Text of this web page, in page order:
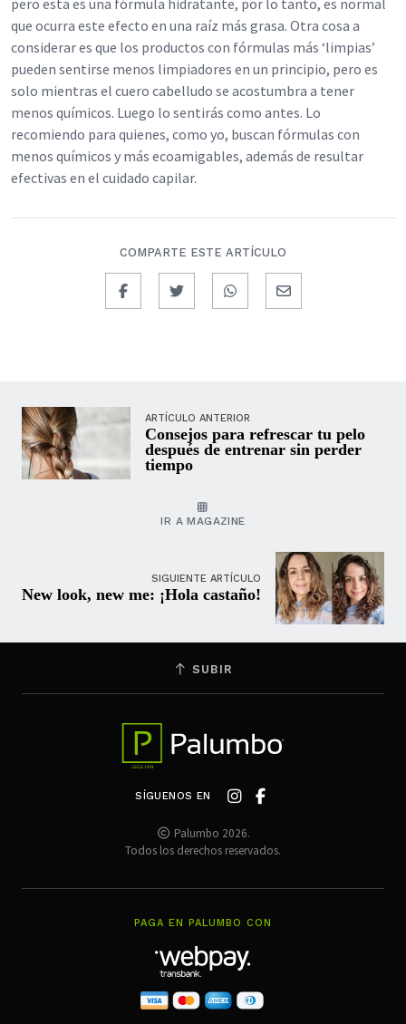
que ocurra este efecto en una raíz más grasa. Otra cosa a
considerar es que los productos con fórmulas más ‘limpias’
pueden sentirse menos limpiadores en un principio, pero es
solo mientras el cuero cabelludo se acostumbra a tener
menos químicos. Luego lo sentirás como antes. Lo
recomiendo para quienes, como yo, buscan fórmulas con
menos químicos y más ecoamigables, además de resultar
efectivas en el cuidado capilar.
COMPARTE ESTE ARTÍCULO
ARTÍCULO ANTERIOR
Consejos para refrescar tu pelo
después de entrenar sin perder
tiempo
IR A MAGAZINE
SIGUIENTE ARTÍCULO
New look, new me: ¡Hola castaño!
SUBIR
SÍGUENOS EN
Palumbo 2026.
Todos los derechos reservados.
PAGA EN PALUMBO CON